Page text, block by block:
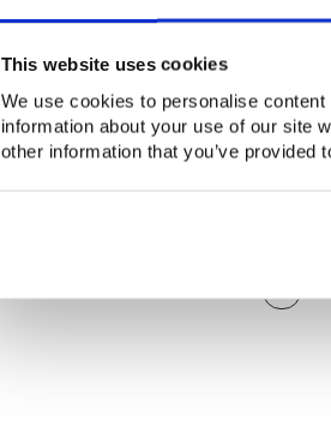
This website uses cookies
We use cookies to personalise
information about your use of our site
other information that you’ve